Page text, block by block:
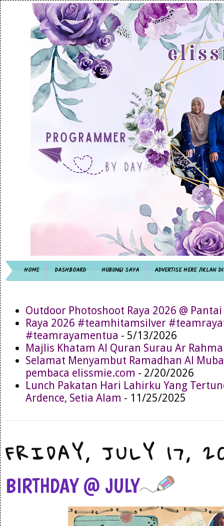
HOME DASHBOARD HUBUNGI SAYA ADVERTISE HERE /IKLAN
Outdoor Photoshoot Raya 2026 @ Pantai
Raya 2026 #teamhitamsilver
#teamrayamentua - 5/13/2026
Majlis Khatam Al Quran Surau Ar
Selamat Menyambut Ramadhan Al
pembaca elissmie.com - 2/20/2026
Lunch Pakatan Hari Lahirku Yang
Ardence, Setia Alam - 11/25/2025
FRIDAY, JULY 17,
BIRTHDAY @ JULY